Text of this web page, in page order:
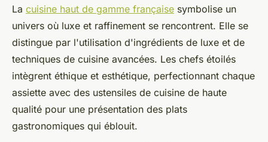
La cuisine haut de gamme française symbolise un
univers où luxe et raffinement se rencontrent. Elle se
distingue par l'utilisation d'ingrédients de luxe et de
techniques de cuisine avancées. Les chefs étoilés
intègrent éthique et esthétique, perfectionnant chaque
assiette avec des ustensiles de cuisine de haute
qualité pour une présentation des plats
gastronomiques qui éblouit.